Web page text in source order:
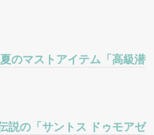
のマストアイテム「高級潜
説の「サントス ドゥモアゼ